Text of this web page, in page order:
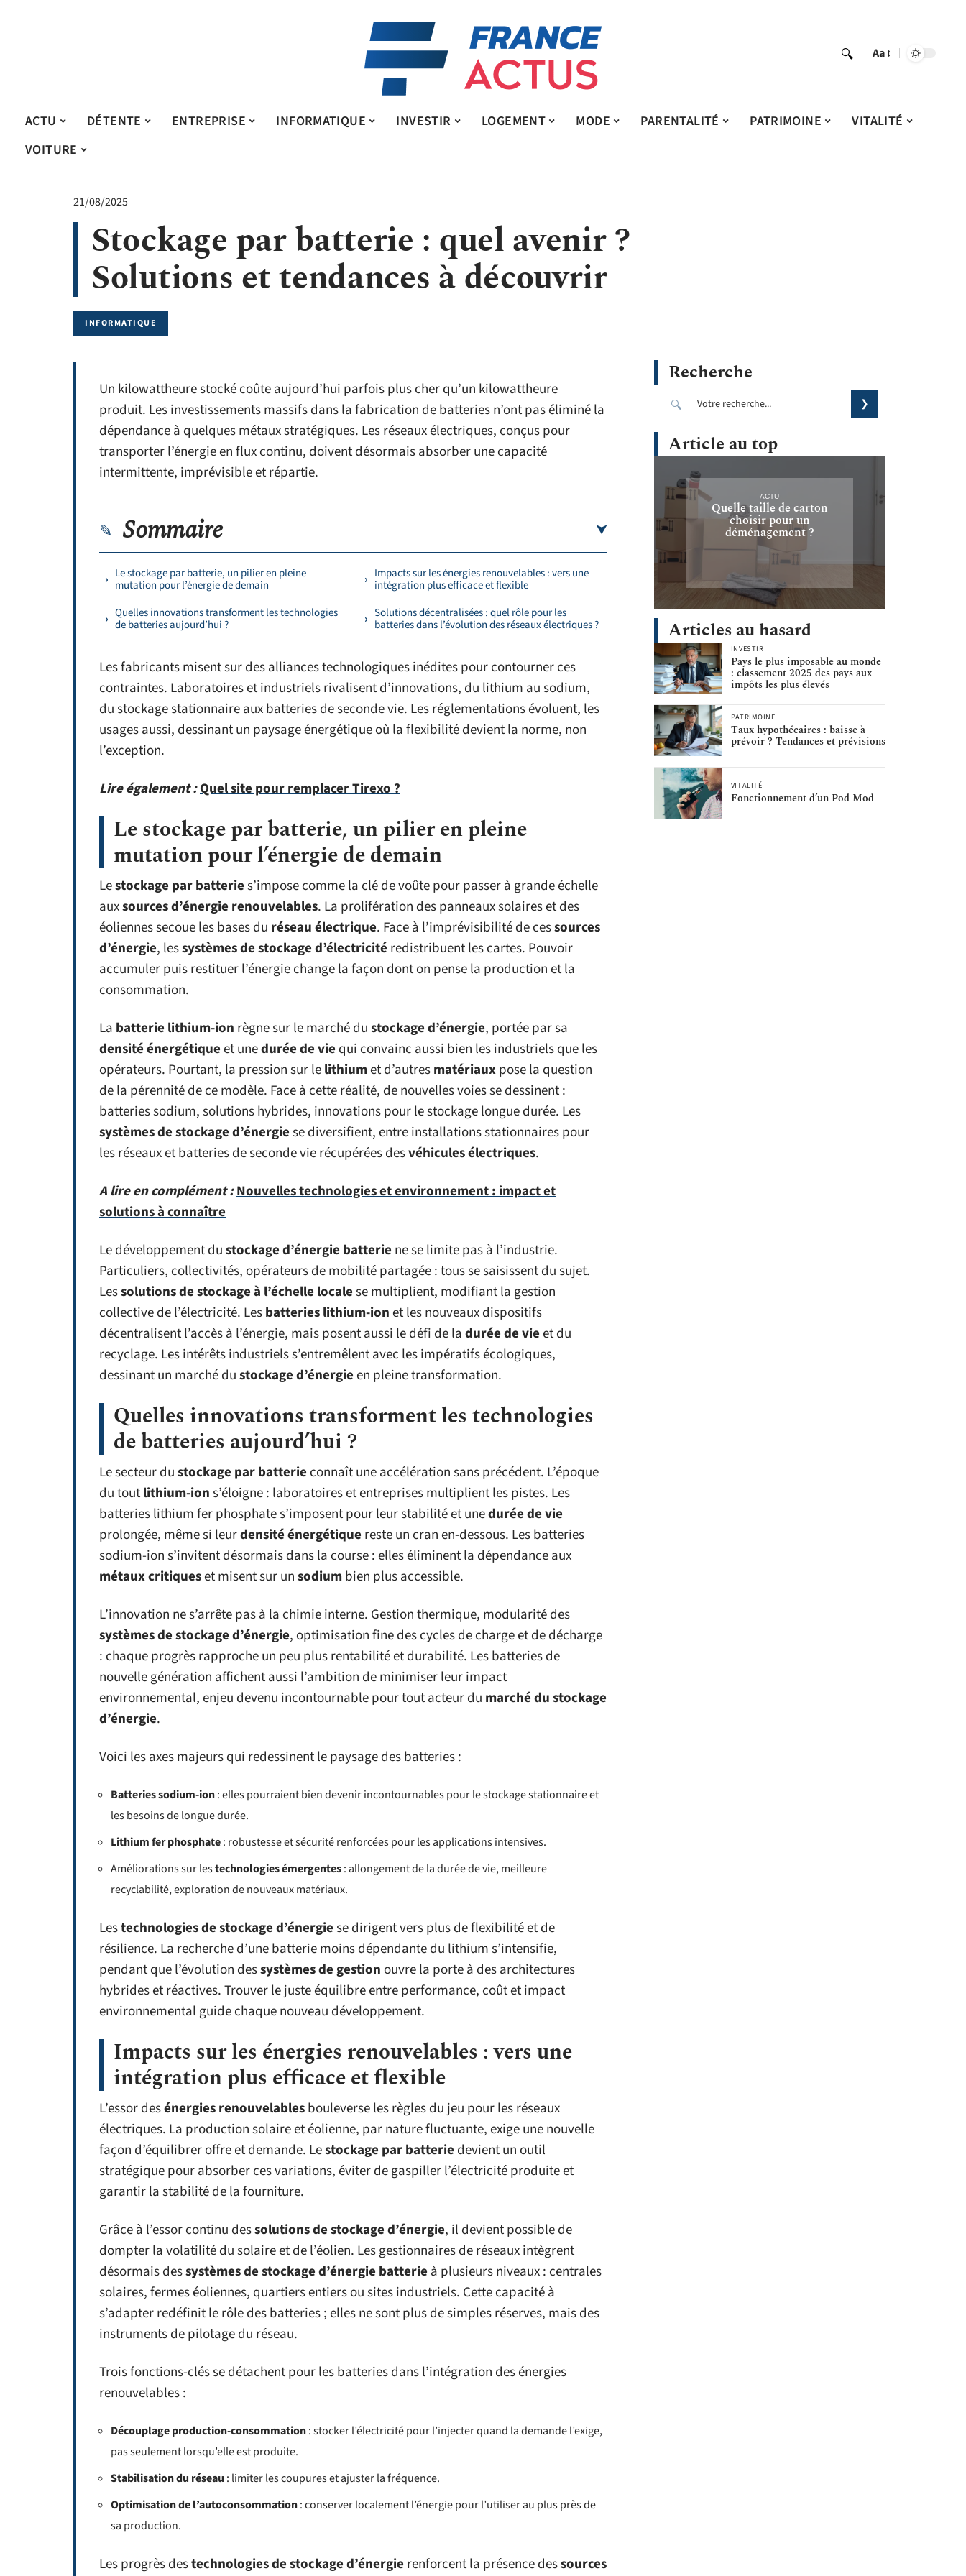
Aa
ACTU DÉTENTE ENTREPRISE INFORMATIQUE INVESTIR LOGEMENT MODE PARENTALITÉ PATRIMOINE
VITALITÉ
VOITURE
21/08/2025
Stockage par batterie : quel avenir ?
Solutions et tendances à découvrir
INFORMATIQUE
Un kilowattheure stocké coûte aujourd’hui parfois plus cher qu’un kilowattheure
produit. Les investissements massifs dans la fabrication de batteries n’ont pas éliminé la
dépendance à quelques métaux stratégiques. Les réseaux électriques, conçus pour
transporter l’énergie en flux continu, doivent désormais absorber une capacité
intermittente, imprévisible et répartie.
Sommaire
Le stockage par batterie, un pilier en pleine
mutation pour l’énergie de demain
Quelles innovations transforment les technologies
de batteries aujourd’hui ?
Impacts sur les énergies renouvelables : vers une
intégration plus efficace et flexible
Solutions décentralisées : quel rôle pour les
batteries dans l’évolution des réseaux électriques ?
Les fabricants misent sur des alliances technologiques inédites pour contourner ces
contraintes. Laboratoires et industriels rivalisent d’innovations, du lithium au sodium,
du stockage stationnaire aux batteries de seconde vie. Les réglementations évoluent, les
usages aussi, dessinant un paysage énergétique où la flexibilité devient la norme, non
l’exception.
Lire également :Quel site pour remplacer Tirexo ?
Le stockage par batterie, un pilier en pleine
mutation pour l’énergie de demain
Lestockage par batteries’impose comme la clé de voûte pour passer à grande échelle
auxsources d’énergie renouvelables. La prolifération des panneaux solaires et des
éoliennes secoue les bases du réseau électrique. Face à l’imprévisibilité de cessources
d’énergie, lessystèmes de stockage d’électricité redistribuent les cartes. Pouvoir
accumuler puis restituer l’énergie change la façon dont on pense la production et la
consommation.
La batterie lithium-ion règne sur le marché dustockage d’énergie, portée par sa
densité énergétiqueet unedurée de vie qui convainc aussi bien les industriels que les
opérateurs. Pourtant, la pression sur lelithiumet d’autresmatériauxpose la question
de la pérennité de ce modèle. Face à cette réalité, de nouvelles voies se dessinent :
batteries sodium, solutions hybrides, innovations pour le stockage longue durée. Les
systèmes de stockage d’énergiese diversifient, entre installations stationnaires pour
les réseaux et batteries de seconde vie récupérées desvéhicules électriques.
A lire en complément :Nouvelles technologies et environnement : impact et
solutions à connaître
Le développement dustockage d’énergie batterie ne se limite pas à l’industrie.
Particuliers, collectivités, opérateurs de mobilité partagée : tous se saisissent du sujet.
Lessolutions de stockage à l’échelle localese multiplient, modifiant la gestion
collective de l’électricité. Lesbatteries lithium-ionet les nouveaux dispositifs
décentralisent l’accès à l’énergie, mais posent aussi le défi de ladurée de vieet du
recyclage. Les intérêts industriels s’entremêlent avec les impératifs écologiques,
dessinant un marché dustockage d’énergieen pleine transformation.
Quelles innovations transforment les technologies
de batteries aujourd’hui ?
Le secteur dustockage par batterie connaît une accélération sans précédent. L’époque
du toutlithium-ions’éloigne : laboratoires et entreprises multiplient les pistes. Les
batteries lithium fer phosphate s’imposent pour leur stabilité et unedurée de vie
prolongée, même si leurdensité énergétique reste un cran en-dessous. Les batteries
sodium-ion s’invitent désormais dans la course : elles éliminent la dépendance aux
métaux critiqueset misent sur unsodiumbien plus accessible.
L’innovation ne s’arrête pas à la chimie interne. Gestion thermique, modularité des
systèmes de stockage d’énergie, optimisation fine des cycles de charge et de décharge
: chaque progrès rapproche un peu plus rentabilité et durabilité. Les batteries de
nouvelle génération affichent aussi l’ambition de minimiser leur impact
environnemental, enjeu devenu incontournable pour tout acteur du marché du stockage
d’énergie.
Voici les axes majeurs qui redessinent le paysage des batteries :
Batteries sodium-ion: elles pourraient bien devenir incontournables pour le stockage stationnaire et
les besoins de longue durée.
Lithium fer phosphate: robustesse et sécurité renforcées pour les applications intensives.
Améliorations sur lestechnologies émergentes: allongement de la durée de vie, meilleure
recyclabilité, exploration de nouveaux matériaux.
Lestechnologies de stockage d’énergiese dirigent vers plus de flexibilité et de
résilience. La recherche d’une batterie moins dépendante du lithium s’intensifie,
pendant que l’évolution dessystèmes de gestion ouvre la porte à des architectures
hybrides et réactives. Trouver le juste équilibre entre performance, coût et impact
environnemental guide chaque nouveau développement.
Impacts sur les énergies renouvelables : vers une
intégration plus efficace et flexible
L’essor desénergies renouvelablesbouleverse les règles du jeu pour les réseaux
électriques. La production solaire et éolienne, par nature fluctuante, exige une nouvelle
façon d’équilibrer offre et demande. Lestockage par batterie devient un outil
stratégique pour absorber ces variations, éviter de gaspiller l’électricité produite et
garantir la stabilité de la fourniture.
Grâce à l’essor continu dessolutions de stockage d’énergie, il devient possible de
dompter la volatilité du solaire et de l’éolien. Les gestionnaires de réseaux intègrent
désormais dessystèmes de stockage d’énergie batterie à plusieurs niveaux : centrales
solaires, fermes éoliennes, quartiers entiers ou sites industriels. Cette capacité à
s’adapter redéfinit le rôle des batteries ; elles ne sont plus de simples réserves, mais des
instruments de pilotage du réseau.
Trois fonctions-clés se détachent pour les batteries dans l’intégration des énergies
renouvelables :
Découplage production-consommation: stocker l’électricité pour l’injecter quand la demande l’exige,
pas seulement lorsqu’elle est produite.
Stabilisation du réseau : limiter les coupures et ajuster la fréquence.
Optimisation de l’autoconsommation: conserver localement l’énergie pour l’utiliser au plus près de
sa production.
Les progrès destechnologies de stockage d’énergie renforcent la présence dessources
Recherche
Article au top
ACTU
Quelle taille de carton
choisir pour un
déménagement ?
Articles au hasard
INVESTIR
Pays le plus imposable au monde
: classement 2025 des pays aux
impôts les plus élevés
PATRIMOINE
Taux hypothécaires : baisse à
prévoir ? Tendances et prévisions
VITALITÉ
Fonctionnement d’un Pod Mod